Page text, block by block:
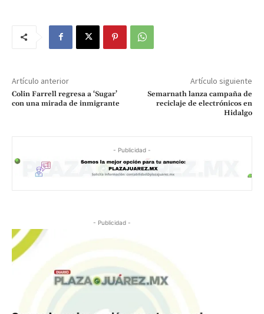
Artículo anterior
Colin Farrell regresa a ‘Sugar’
con una mirada de inmigrante
Artículo siguiente
Semarnath lanza campaña de
reciclaje de electrónicos en
Hidalgo
- Publicidad -
- Publicidad -